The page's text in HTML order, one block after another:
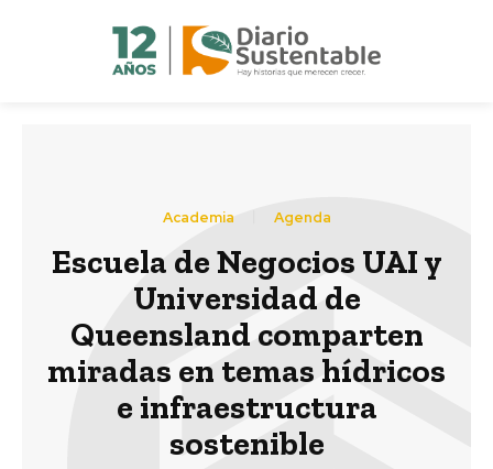
Academia Agenda
Escuela de Negocios UAI y
Universidad de
Queensland comparten
miradas en temas hídricos
e infraestructura
sostenible